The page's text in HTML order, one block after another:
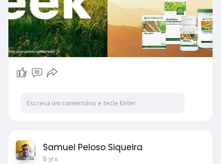
Samuel Peloso Siqueira
5 yrs